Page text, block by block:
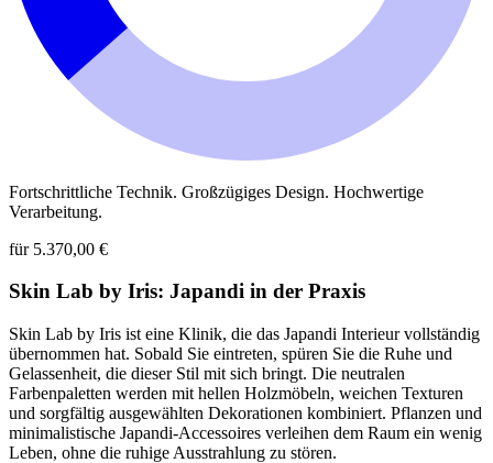
Fortschrittliche Technik. Großzügiges Design. Hochwertige
Verarbeitung.
für 5.370,00 €
Skin Lab by Iris: Japandi in der Praxis
Skin Lab by Iris ist eine Klinik, die das Japandi Interieur vollständig
übernommen hat. Sobald Sie eintreten, spüren Sie die Ruhe und
Gelassenheit, die dieser Stil mit sich bringt. Die neutralen
Farbenpaletten werden mit hellen Holzmöbeln, weichen Texturen
und sorgfältig ausgewählten Dekorationen kombiniert. Pflanzen und
minimalistische Japandi-Accessoires verleihen dem Raum ein wenig
Leben, ohne die ruhige Ausstrahlung zu stören.